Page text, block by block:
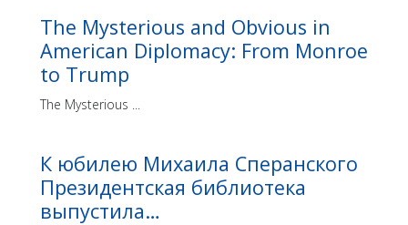
The Mysterious and Obvious in
American Diplomacy: From Monroe
to Trump
The Mysterious ...
К юбилею Михаила Сперанского
Президентская библиотека
выпустила…